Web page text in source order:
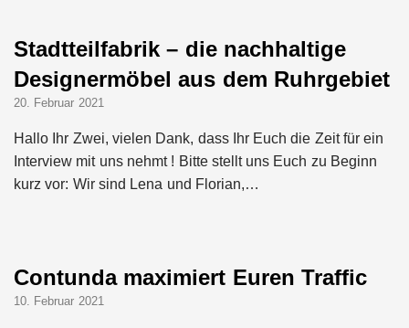
Stadtteilfabrik – die nachhaltige
Designermöbel aus dem Ruhrgebiet
20. Februar 2021
Hallo Ihr Zwei, vielen Dank, dass Ihr Euch die Zeit für ein
Interview mit uns nehmt ! Bitte stellt uns Euch zu Beginn
kurz vor: Wir sind Lena und Florian,…
Contunda maximiert Euren Traffic
10. Februar 2021